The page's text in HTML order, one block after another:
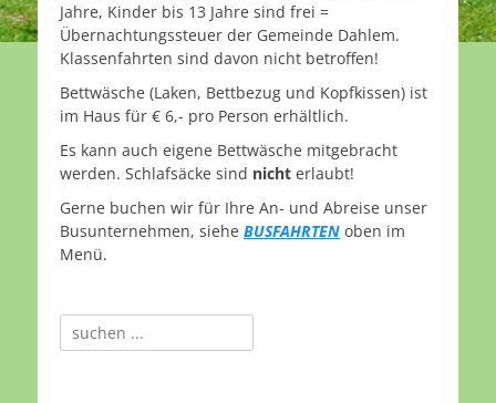
Jahre, Kinder bis 13 Jahre sind frei =
Übernachtungssteuer der Gemeinde Dahlem.
Klassenfahrten sind davon nicht betroffen!
Bettwäsche (Laken, Bettbezug und Kopfkissen) ist
im Haus für € 6,- pro Person erhältlich.
Es kann auch eigene Bettwäsche mitgebracht
werden. Schlafsäcke sind nicht erlaubt!
Gerne buchen wir für Ihre An- und Abreise unser
Busunternehmen, siehe BUSFAHRTEN oben im
Menü.
Suche
nach: